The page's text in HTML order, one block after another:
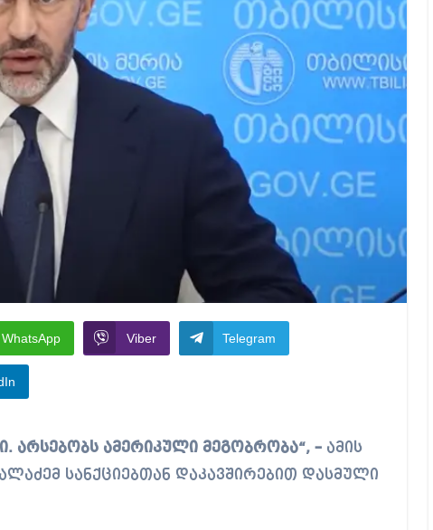
WhatsApp Viber Telegram
არსებობს ამერიკული მეგობრობა“, – ამის
სანქციებთან დაკავშირებით დასმული